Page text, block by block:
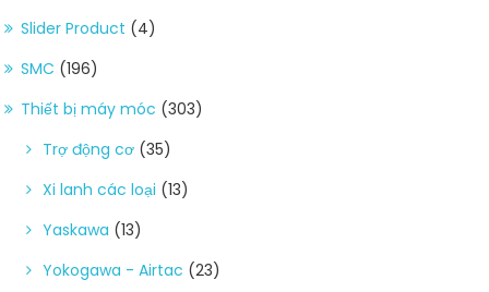
Slider Product (4)
SMC (196)
Thiết bị máy móc (303)
Trợ động cơ (35)
Xi lanh các loại (13)
Yaskawa (13)
Yokogawa - Airtac (23)